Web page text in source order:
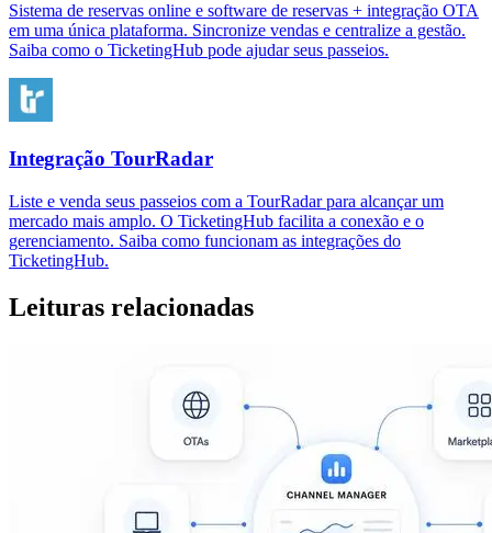
Sistema de reservas online e software de reservas + integração OTA
em uma única plataforma. Sincronize vendas e centralize a gestão.
Saiba como o TicketingHub pode ajudar seus passeios.
Integração TourRadar
Liste e venda seus passeios com a TourRadar para alcançar um
mercado mais amplo. O TicketingHub facilita a conexão e o
gerenciamento. Saiba como funcionam as integrações do
TicketingHub.
Leituras relacionadas